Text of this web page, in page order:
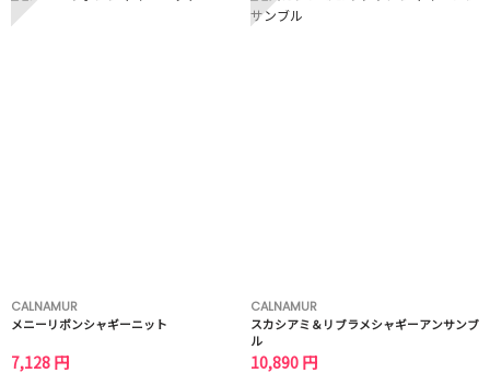
CALNAMUR
メニーリボンシャギーニット
7,128 円
CALNAMUR
スカシアミ＆リブラメシャギーアンサンブ
ル
10,890 円